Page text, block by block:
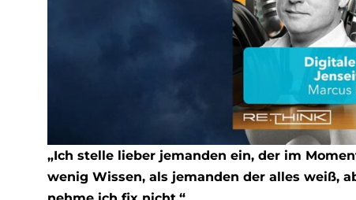
„Ich stelle lieber jemanden ein, der im
wenig Wissen, als jemanden der alles weiß,